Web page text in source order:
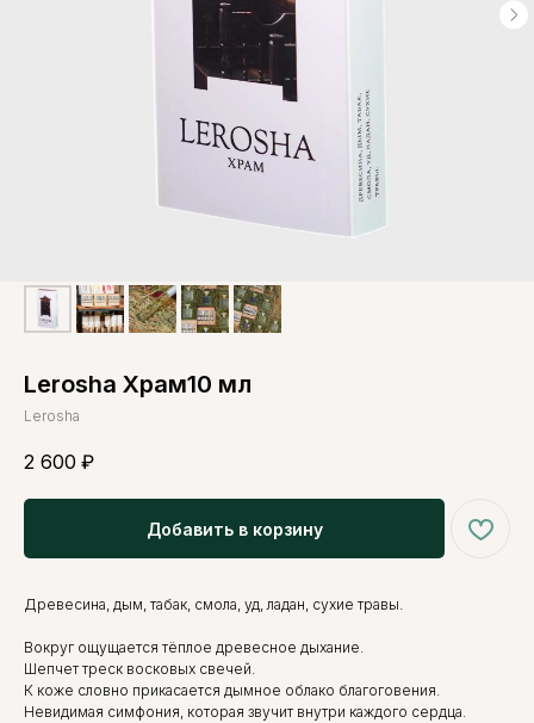
Lerosha Храм10 мл
Lerosha
2 600 ₽
Добавить в корзину
Древесина, дым, табак, смола, уд, ладан, сухие травы.
Вокруг ощущается тёплое древесное дыхание.
Шепчет треск восковых свечей.
К коже словно прикасается дымное облако благоговения.
Невидимая симфония, которая звучит внутри каждого сердца.